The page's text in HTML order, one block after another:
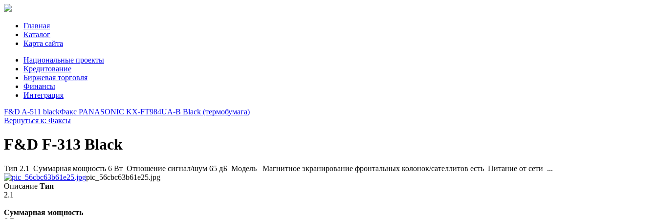
Главная
Каталог
Карта сайта
Национальные проекты
Кредитование
Биржевая торговля
Финансы
Интеграция
F&D A-511 blackФакс PANASONIC KX-FT984UA-B Black (термобумага)
Вернуться к: Факсы
F&D F-313 Black
Тип 2.1 Суммарная мощность 6 Вт Отношение сигнал/шум 65 дБ Модель Магнитное экранирование фронтальных колонок/сателлитов есть Питание от сети ...
pic_56cbc63b61e25.jpg
Описание Тип
2.1
Суммарная мощность